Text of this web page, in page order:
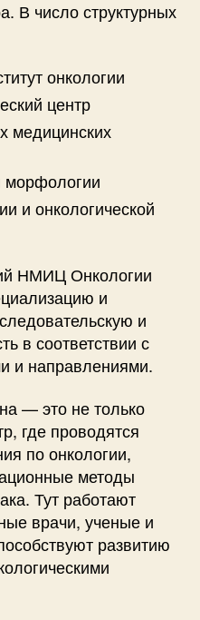
В число структурных
онкологии
центр
медицинских
морфологии
и онкологической
НМИЦ Онкологии
и
и
в соответствии с
и направлениями.
— это не только
где проводятся
по онкологии,
методы
Тут работают
врачи, ученые и
развитию